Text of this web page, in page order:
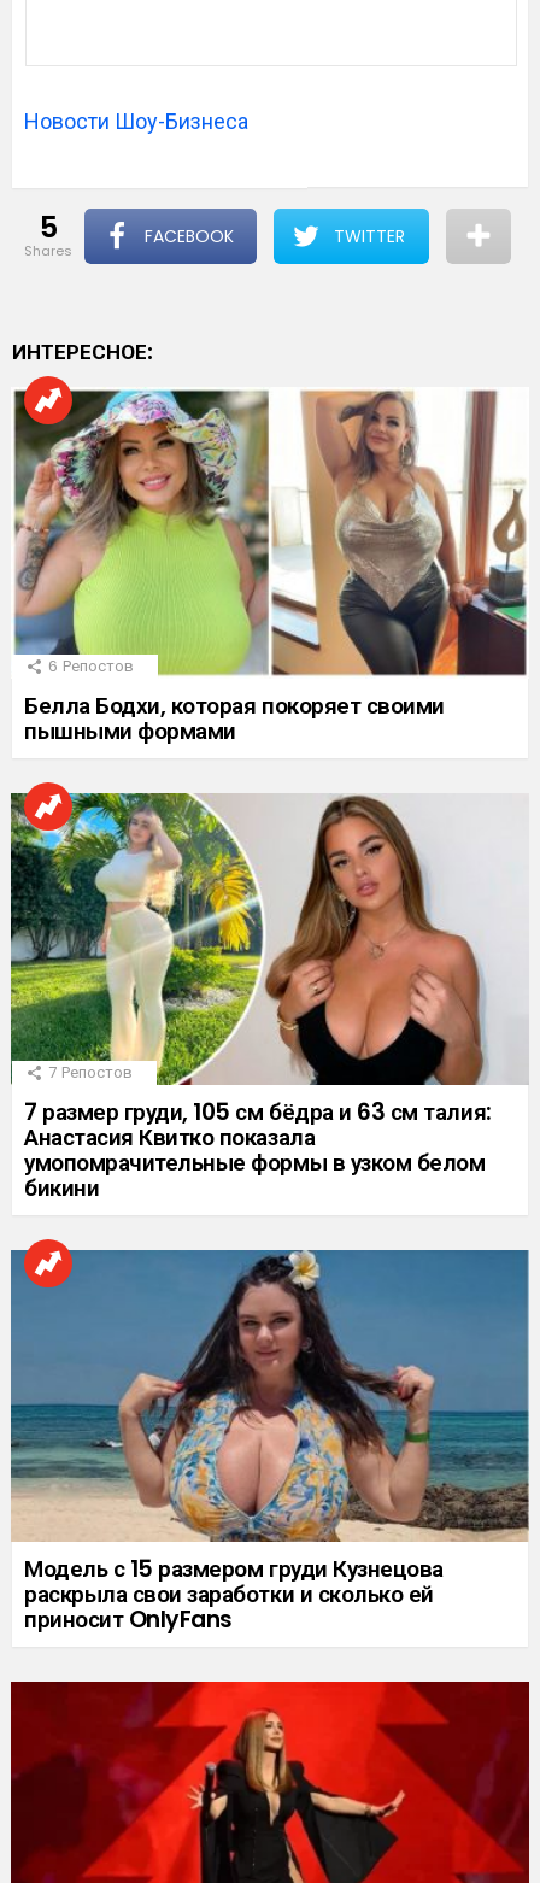
Новости Шоу-Бизнеса
5
shares
FACEBOOK TWITTER
ИНТЕРЕСНОЕ:
6 Репостов
Белла Бодхи, которая покоряет своими
пышными формами
7 Репостов
7 размер груди, 105 см бёдра и 63 см талия:
Анастасия Квитко показала
умопомрачительные формы в узком белом
бикини
Модель с 15 размером груди Кузнецова
раскрыла свои заработки и сколько ей
приносит OnlyFans